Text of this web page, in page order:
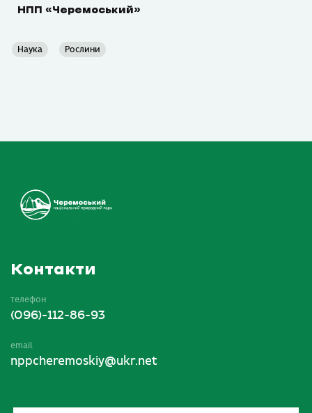
НПП «Черемоський»
Наука Рослини
Контакти
телефон
(096)-112-86-93
email
nppcheremoskiy@ukr.net